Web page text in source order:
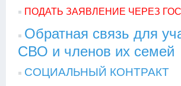
ПОДАТЬ ЗАЯВЛЕНИЕ ЧЕРЕЗ
Обратная связь для
СВО и членов их семей
СОЦИАЛЬНЫЙ КОНТРАКТ